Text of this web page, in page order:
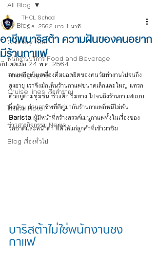
All Blog
Culinary Chef
พนักงานบริการ Food and Beverage
Photographer
Cruise lines เรือสำราญ
โรงแรม Hotel
ข่าวสารกิจกรรม News
Blog เรื่องทั่วไป
All Blog
อาชีพบาริสต้า ความฝันของคนอยาก
มีร้านกาแฟ
THCL School
1 ก.ค. 2562 ยาว 1 นาที
อัปเดตเมื่อ 24 พ.ค. 2564
กาแฟถือเป็นเครื่องดื่มยอดฮิตของคนวัยทำงานไปจนถึง
สูงอายุ เราจึงมักเห็นร้านกาแฟขนาดเล็กและใหญ่ แทรก
ตัวอยู่ตามชุมชน ช่วงตึก ริมทาง ไปจนถึงร้านกาแฟแบบ
กึ่งบ้าน ส่วนอาชีพที่ตีคู่มากับร้านกาแฟก็หนีไม่พ้น
Barista ผู้มีหน้าที่สร้างสรรค์เมนูกาแฟทั้งในเรื่องของ
รสชาติและหน้าตา ที่ดีให้แก่ลูกค้าที่เข้ามาชิม
บาริสต้าไม่ใช่พนักงานชง
กาแฟ